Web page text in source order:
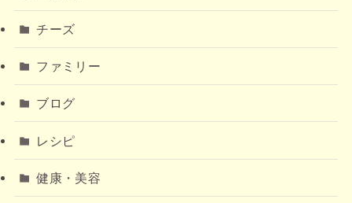
チーズ
ファミリー
ブログ
レシピ
健康・美容